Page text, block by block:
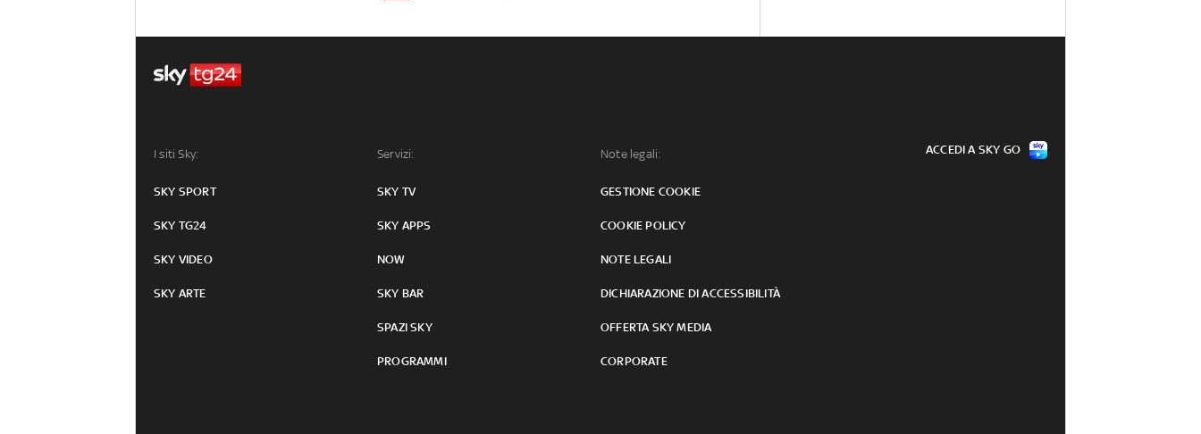
I siti Sky:
SKY SPORT
SKY TG24
SKY VIDEO
SKY ARTE
Servizi:
SKY TV
SKY APPS
NOW
SKY BAR
SPAZI SKY
PROGRAMMI
Note legali:
GESTIONE COOKIE
COOKIE POLICY
NOTE LEGALI
DICHIARAZIONE DI ACCESSIBILITÀ
OFFERTA SKY MEDIA
CORPORATE
ACCEDI A SKY GO